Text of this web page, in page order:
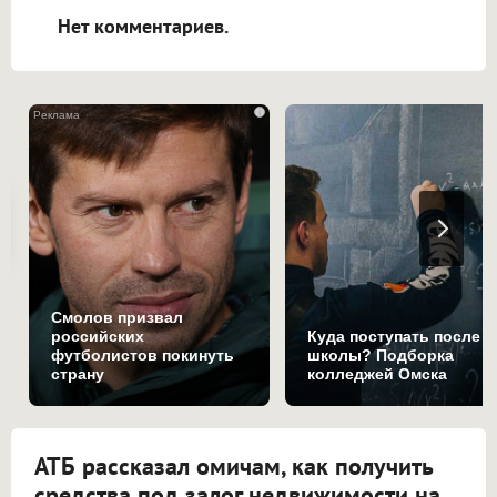
Нет комментариев.
i
Смолов призвал
российских
футболистов покинуть
страну
Куда поступать после
школы? Подборка
колледжей Омска
АТБ рассказал омичам, как получить